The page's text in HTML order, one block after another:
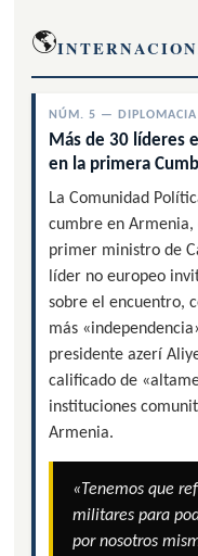
🌎
NÚM. 5 — DIPLOMACIA
Más de 30 líderes
en la primera
La Comunidad
cumbre en Armenia,
primer ministro de
líder no europeo
sobre el encuentro,
más
presidente azerí
calificado de
instituciones
Armenia.
«Tenemos que
militares para
por nosotros